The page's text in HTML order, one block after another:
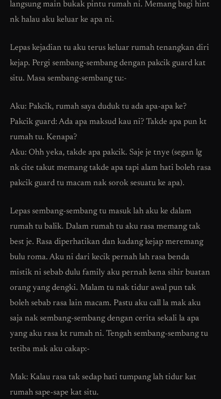
langsung main bukak pintu rumah ni. Memang bagi hint
nk halau aku keluar ke apa ni.
Lepas kejadian tu aku terus keluar rumah tenangkan diri
kejap. Pergi sembang-sembang dengan pakcik guard kat
situ. Masa sembang-sembang tu:-
Aku: Pakcik, rumah saya duduk tu ada apa-apa ke?
Pakcik guard: Ada apa maksud kau ni? Takde apa pun kt
rumah tu. Kenapa?
Aku: Ohh yeka, takde apa pakcik. Saje je tnye (segan lg
nk cite takut memang takde apa tapi alam hati boleh rasa
pakcik guard tu macam nak sorok sesuatu ke apa).
Lepas sembang-sembang tu masuk lah aku ke dalam
rumah tu balik. Dalam rumah tu aku rasa memang tak
best je. Rasa diperhatikan dan kadang kejap meremang
bulu roma. Aku ni dari kecik pernah lah rasa benda
mistik ni sebab dulu family aku pernah kena sihir buatan
orang yang dengki. Malam tu nak tidur awal pun tak
boleh sebab rasa lain macam. Pastu aku call la mak aku
saja nak sembang-sembang dengan cerita sekali la apa
yang aku rasa kt rumah ni. Tengah sembang-sembang tu
tetiba mak aku cakap:-
Mak: Kalau rasa tak sedap hati tumpang lah tidur kat
rumah sape-sape kat situ.